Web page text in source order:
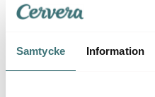
Samtycke Information